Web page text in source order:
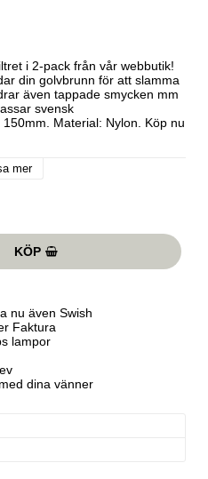
i 2-pack från vår webbutik!
din golvbrunn för att slamma
även tappade smycken mm
svensk
Material: Nylon. Köp nu
mer
KÖP
nu även Swish
Faktura
lampor
dina vänner